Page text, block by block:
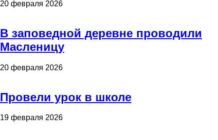
20 февраля 2026
В заповедной деревне проводили
Масленицу
20 февраля 2026
Провели урок в школе
19 февраля 2026